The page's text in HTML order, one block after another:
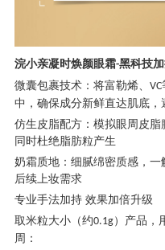
浣小亲凝时焕颜眼霜-黑科技
微囊包裹技术：将富勒烯、 VC
中，确保成分新鲜直达肌底，
仿生皮脂配方：模拟眼周皮
同时杜绝脂肪粒产生
奶霜质地：细腻绵密质感，
后续上妆需求
专业手法加持 效果加倍升级
取米粒大小（约0.1g）产品，
周：